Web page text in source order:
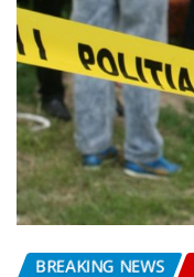
BREAKING NEWS